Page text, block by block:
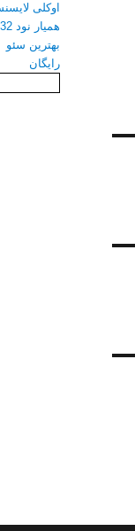
اوکلی
همیار نود 32
بهترین سئو
رایگان